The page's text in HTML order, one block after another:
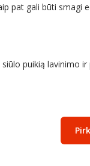
pat gali būti smagi
puikią lavinimo